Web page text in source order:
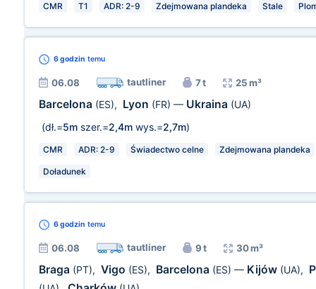
CMR T1 ADR: 2-9 Zdejmowana plandeka Stale
6 godzin temu
06.08 tautliner 7 t 25 m³
Barcelona (ES), Lyon (FR) — Ukraina (UA)
(dł.=5m szer.=2,4m wys.=2,7m)
CMR ADR: 2-9 Świadectwo celne Zdejmowana plandeka
Doładunek
6 godzin temu
06.08 tautliner 9 t 30 m³
Braga (PT), Vigo (ES), Barcelona (ES) — Kijów (UA),